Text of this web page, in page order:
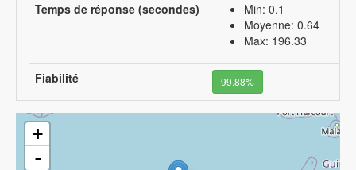
Temps de réponse (secondes)
Min: 0.1
Moyenne: 0.64
Max: 196.33
Fiabilité 99.88%
+
-